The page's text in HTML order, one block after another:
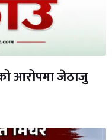
आरोपमा जेठाजु